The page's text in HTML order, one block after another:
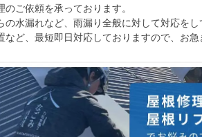
ご依頼を承っております。
水漏れなど、雨漏り全般に対して対応をし
ど、最短即日対応しておりますので、お急